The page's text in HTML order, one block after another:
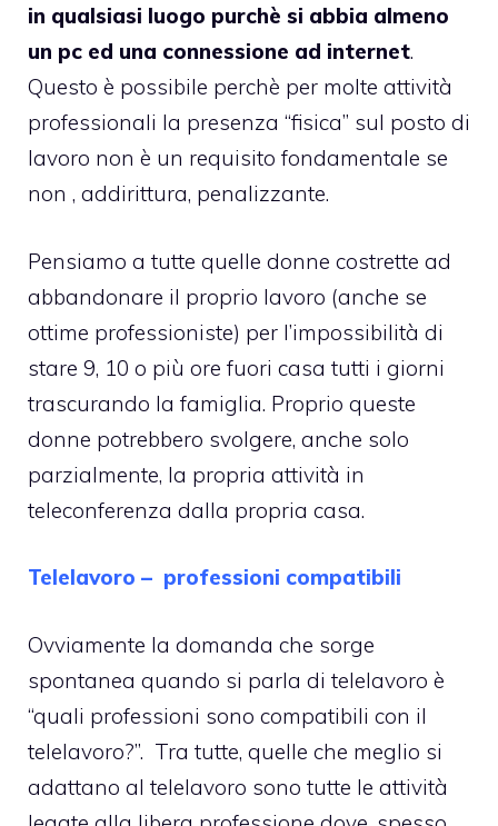
in qualsiasi luogo purchè si abbia almeno
un pc ed una connessione ad internet.
Questo è possibile perchè per molte attività
professionali la presenza “fisica” sul posto di
lavoro non è un requisito fondamentale se
non , addirittura, penalizzante.
Pensiamo a tutte quelle donne costrette ad
abbandonare il proprio lavoro (anche se
ottime professioniste) per l’impossibilità di
stare 9, 10 o più ore fuori casa tutti i giorni
trascurando la famiglia. Proprio queste
donne potrebbero svolgere, anche solo
parzialmente, la propria attività in
teleconferenza dalla propria casa.
Telelavoro – professioni compatibili
Ovviamente la domanda che sorge
spontanea quando si parla di telelavoro è
“quali professioni sono compatibili con il
telelavoro?”. Tra tutte, quelle che meglio si
adattano al telelavoro sono tutte le attività